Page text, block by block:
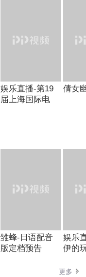
娱乐直播-第19
届上海国际电
倩女
雏蜂-日语配音
版定档预告
娱乐
伊的
更多